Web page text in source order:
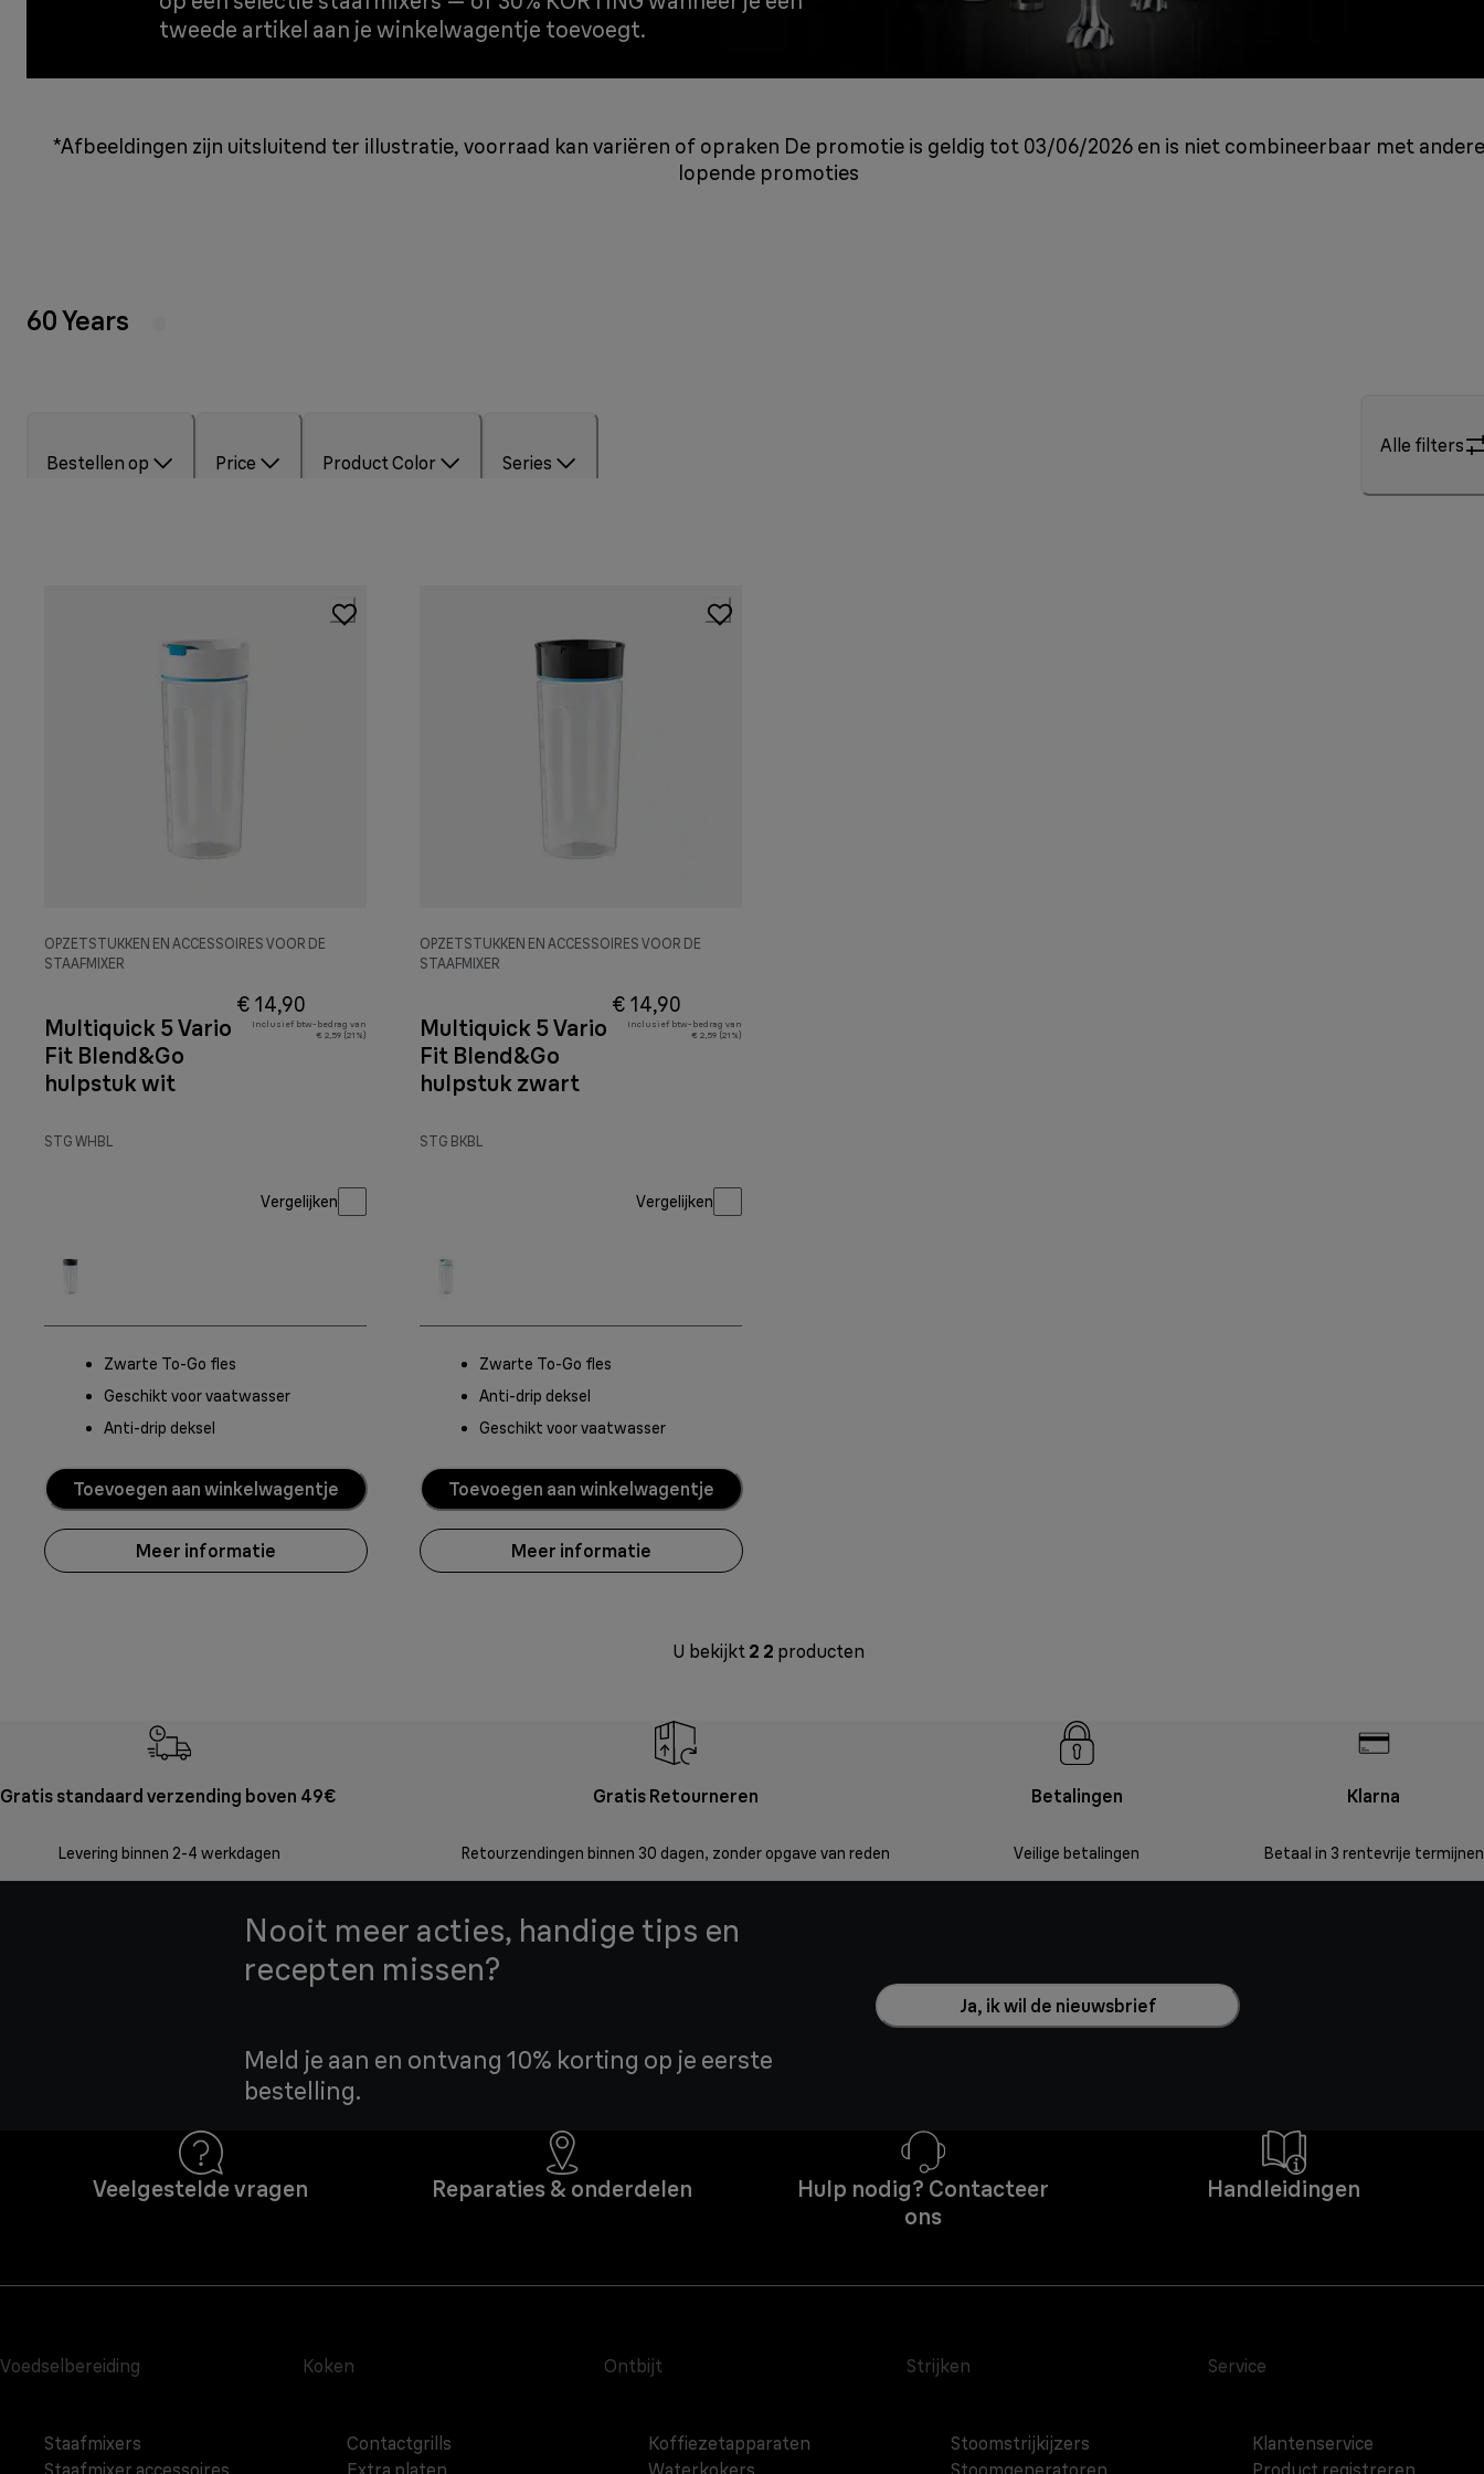
tweede artikel aan je winkelwagentje toevoegt.
*Afbeeldingen zijn uitsluitend ter illustratie, voorraad kan variëren of opraken De promotie is geldig tot 03/06/2026 en is niet combineerbaar met andere
lopende promoties
60 Years
Bestellen op Price Product Color Series
Alle filters
OPZETSTUKKEN EN ACCESSOIRES VOOR DE
STAAFMIXER
Multiquick 5 Vario
Fit Blend&Go
hulpstuk wit
STG WHBL
€ 14,90
Inclusief btw-bedrag van
€ 2,59 (21%)
Vergelijken
Zwarte To-Go fles
Geschikt voor vaatwasser
Anti-drip deksel
Toevoegen aan winkelwagentje
Meer informatie
OPZETSTUKKEN EN ACCESSOIRES VOOR DE
STAAFMIXER
Multiquick 5 Vario
Fit Blend&Go
hulpstuk zwart
STG BKBL
€ 14,90
Inclusief btw-bedrag van
€ 2,59 (21%)
Vergelijken
Zwarte To-Go fles
Anti-drip deksel
Geschikt voor vaatwasser
Toevoegen aan winkelwagentje
Meer informatie
U bekijkt 2 2 producten
Gratis standaard verzending boven 49€
Levering binnen 2-4 werkdagen
Gratis Retourneren
Retourzendingen binnen 30 dagen, zonder opgave van reden
Betalingen
Veilige betalingen
Klarna
Betaal in 3 rentevrije termijnen
Nooit meer acties, handige tips en
recepten missen?
Meld je aan en ontvang 10% korting op je eerste
bestelling.
Ja, ik wil de nieuwsbrief
Veelgestelde vragen Reparaties & onderdelen
Hulp nodig? Contacteer
ons
Handleidingen
Voedselbereiding
Staafmixers
Koken
Contactgrills
Ontbijt
Koffiezetapparaten
Strijken
Stoomstrijkijzers
Service
Klantenservice